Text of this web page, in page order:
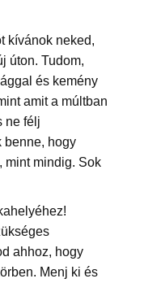
kívánok neked,
úton. Tudom,
és kemény
amit a múltban
ne félj
benne, hogy
mint mindig. Sok
ahhoz, hogy
Menj ki és